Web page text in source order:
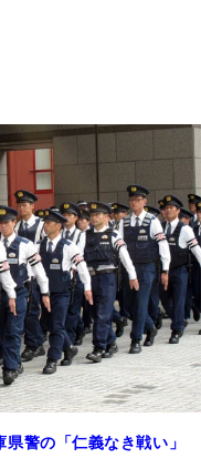
警の「仁義なき戦い」